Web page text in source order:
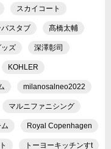
スカイコート
スタブ 髙橋太輔
ズ 深澤彰司
KOHLER
milanosalneo2022
マルニファニシング
Royal Copenhagen
トーヨーキッチンすt